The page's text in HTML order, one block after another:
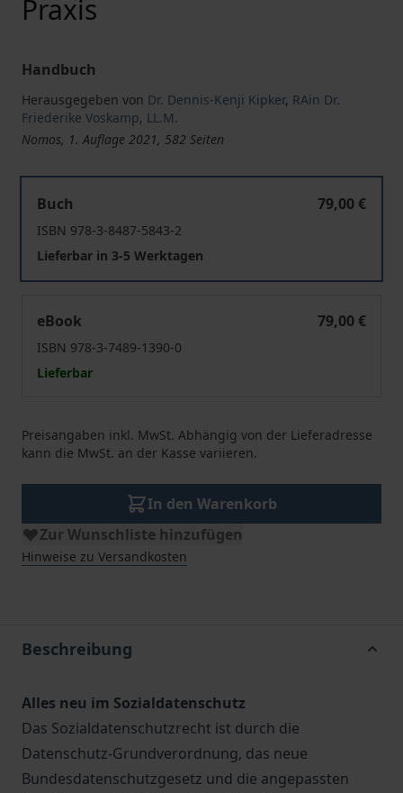
Praxis
Handbuch
Herausgegeben von Dr. Dennis-Kenji Kipker, RAin Dr.
Friederike Voskamp, LL.M.
Nomos, 1. Auflage 2021, 582 Seiten
Buch
79,00 €
ISBN 978-3-8487-5843-2
Lieferbar in 3-5 Werktagen
eBook
79,00 €
ISBN 978-3-7489-1390-0
Lieferbar
Preisangaben inkl. MwSt. Abhängig von der Lieferadresse
kann die MwSt. an der Kasse variieren.
In den Warenkorb
Zur Wunschliste hinzufügen
Hinweise zu Versandkosten
Beschreibung
Alles neu im Sozialdatenschutz
Das Sozialdatenschutzrecht ist durch die
Datenschutz-Grundverordnung, das neue
Bundesdatenschutzgesetz und die angepassten